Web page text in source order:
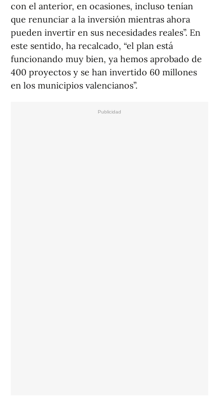
con el anterior, en ocasiones, incluso tenían
que renunciar a la inversión mientras ahora
pueden invertir en sus necesidades reales”. En
este sentido, ha recalcado, “el plan está
funcionando muy bien, ya hemos aprobado de
400 proyectos y se han invertido 60 millones
en los municipios valencianos”.